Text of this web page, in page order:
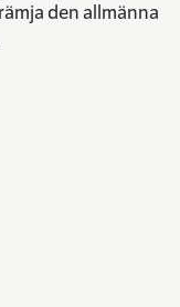
den allmänna